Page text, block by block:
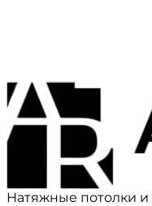
Натяжные потолки